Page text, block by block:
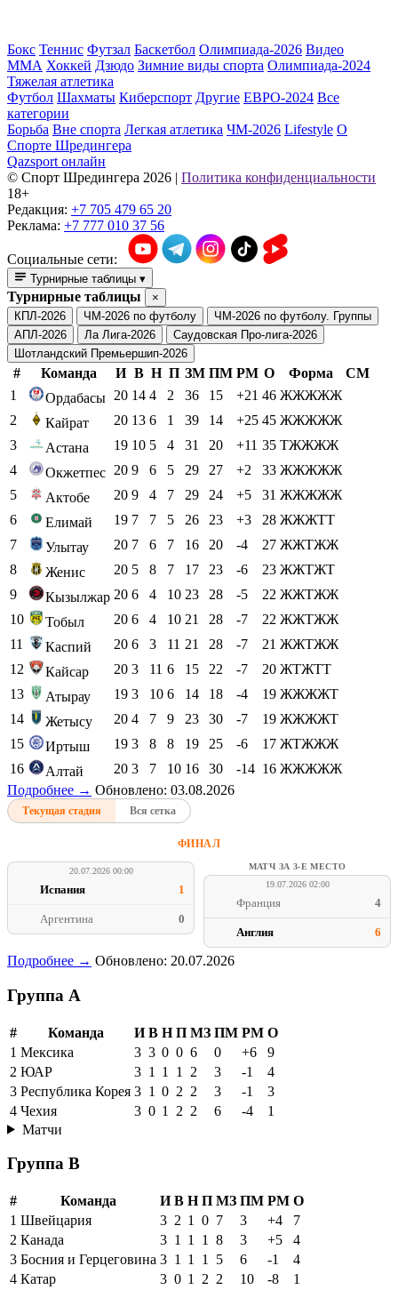
Бокс Теннис Футзал Баскетбол Олимпиада-2026 Видео
ММА Хоккей Дзюдо Зимние виды спорта Олимпиада-2024
Тяжелая атлетика
Футбол Шахматы Киберспорт Другие ЕВРО-2024 Все
категории
Борьба Вне спорта Легкая атлетика ЧМ-2026 Lifestyle О
Спорте Шредингера
Qazsport онлайн
© Cпорт Шредингера 2026 | Политика конфиденциальности
18+
Редакция: +7 705 479 65 20
Реклама: +7 777 010 37 56
Социальные сети:
Турнирные таблицы ▾
Турнирные таблицы
×
КПЛ-2026
ЧМ-2026 по футболу
ЧМ-2026 по футболу. Группы
АПЛ-2026
Ла Лига-2026
Саудовская Про-лига-2026
Шотландский Премьершип-2026
# Команда И В Н П ЗМ ПМ РМ О Форма
СМ
1
Ордабасы 20 14 4 2 36 15 +21 46 ЖЖЖЖЖ
2
Кайрат 20 13 6 1 39 14 +25 45 ЖЖЖЖЖ
3
Астана 19 10 5 4 31 20 +11 35 ТЖЖЖЖ
4
Окжетпес 20 9 6 5 29 27 +2 33 ЖЖЖЖЖ
5
Актобе 20 9 4 7 29 24 +5 31 ЖЖЖЖЖ
6
Елимай 19 7 7 5 26 23 +3 28 ЖЖЖТТ
7
Улытау 20 7 6 7 16 20 -4 27 ЖЖТЖЖ
8
Женис 20 5 8 7 17 23 -6 23 ЖЖТЖТ
9
Кызылжар 20 6 4 10 23 28 -5 22 ЖЖТЖЖ
10
Тобыл 20 6 4 10 21 28 -7 22 ЖЖТЖЖ
11
Каспий 20 6 3 11 21 28 -7 21 ЖЖТЖЖ
12
Кайсар 20 3 11 6 15 22 -7 20 ЖТЖТТ
13
Атырау 19 3 10 6 14 18 -4 19 ЖЖЖЖТ
14
Жетысу 20 4 7 9 23 30 -7 19 ЖЖЖЖТ
15
Иртыш 19 3 8 8 19 25 -6 17 ЖТЖЖЖ
16
Алтай 20 3 7 10 16 30 -14 16 ЖЖЖЖЖ
Подробнее → Обновлено: 03.08.2026
Текущая стадия Вся сетка
ФИНАЛ
20.07.2026 00:00
Испания 1
Аргентина 0
МАТЧ ЗА 3-Е МЕСТО
19.07.2026 02:00
Франция 4
Англия 6
Подробнее → Обновлено: 20.07.2026
Группа A
# Команда И В Н П МЗ ПМ РМ О
1 Мексика 3 3 0 0 6 0 +6
9
2 ЮАР 3 1 1 1 2 3 -1
4
3 Республика Корея 3 1 0 2 2 3 -1
3
4 Чехия 3 0 1 2 2 6 -4
1
Матчи
Группа B
# Команда И В Н П МЗ ПМ РМ О
1 Швейцария 3 2 1 0 7 3 +4
7
2 Канада 3 1 1 1 8 3 +5
4
3 Босния и Герцеговина 3 1 1 1 5 6 -1
4
4 Катар 3 0 1 2 2 10 -8 1